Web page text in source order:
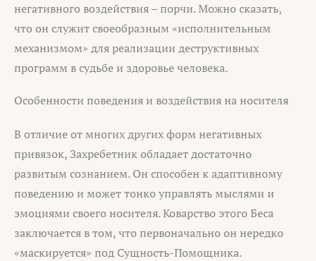
негативного воздействия – порчи. Можно сказать,
что он служит своеобразным «исполнительным
механизмом» для реализации деструктивных
программ в судьбе и здоровье человека.
Особенности поведения и воздействия на носителя
В отличие от многих других форм негативных
привязок, Захребетник обладает достаточно
развитым сознанием. Он способен к адаптивному
поведению и может тонко управлять мыслями и
эмоциями своего носителя. Коварство этого Беса
заключается в том, что первоначально он нередко
«маскируется» под Сущность-Помощника.